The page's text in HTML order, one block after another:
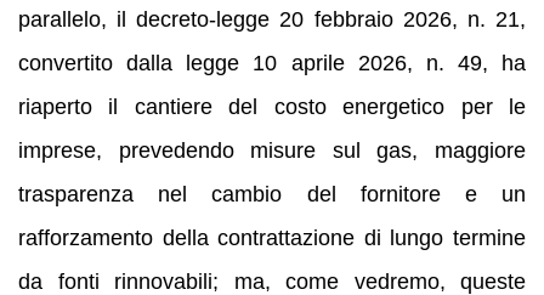
parallelo, il decreto-legge 20 febbraio 2026, n. 21,
convertito dalla legge 10 aprile 2026, n. 49, ha
riaperto il cantiere del costo energetico per le
imprese, prevedendo misure sul gas, maggiore
trasparenza nel cambio del fornitore e un
rafforzamento della contrattazione di lungo termine
da fonti rinnovabili; ma, come vedremo, queste